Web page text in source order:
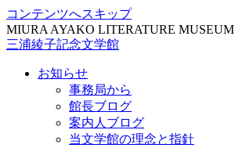
コンテンツへスキップ
MIURA AYAKO LITERATURE MUSEUM
三浦綾子記念文学館
お知らせ
事務局から
館長ブログ
案内人ブログ
当文学館の理念と指針